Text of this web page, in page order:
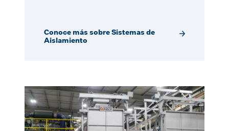
Conoce más sobre Sistemas de
Aislamiento